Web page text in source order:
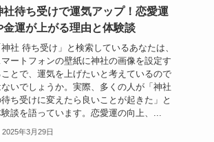
社待ち受けで運気アップ！恋愛運
金運が上がる理由と体験談
神社 待ち受け」と検索しているあなたは、
マートフォンの壁紙に神社の画像を設定す
ことで、運気を上げたいと考えているので
ないでしょうか。実際、多くの人が「神社
ち受けに変えたら良いことが起きた」と
談を語っています。恋愛運の向上、...
2025年3月29日